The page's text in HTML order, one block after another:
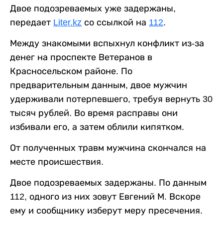
Двое подозреваемых уже задержаны,
передает Liter.kz со ссылкой на 112.
Между знакомыми вспыхнул конфликт из-за
денег на проспекте Ветеранов в
Красносельском районе. По
предварительным данным, двое мужчин
удерживали потерпевшего, требуя вернуть 30
тысяч рублей. Во время расправы они
избивали его, а затем облили кипятком.
От полученных травм мужчина скончался на
месте происшествия.
Двое подозреваемых задержаны. По данным
112, одного из них зовут Евгений М. Вскоре
ему и сообщнику изберут меру пресечения.